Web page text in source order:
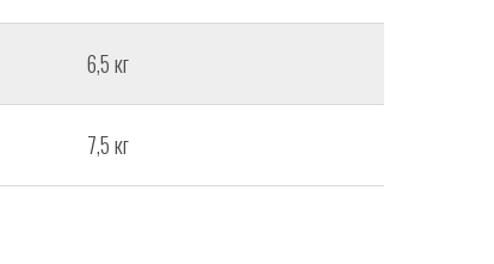
6,5 кг
7,5 кг